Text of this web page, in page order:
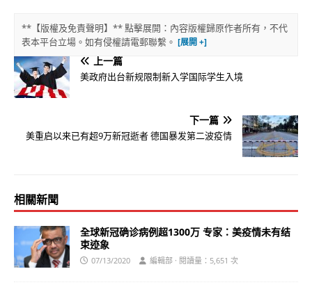
**【版權及免責聲明】** 點擊展開：內容版權歸原作者所有，不代
表本平台立場。如有侵權請電郵聯繫。
上一篇
美政府出台新规限制新入学国际学生入境
下一篇
美重启以来已有超9万新冠逝者 德国暴发第二波疫情
相關新聞
全球新冠确诊病例超1300万 专家：美疫情未有结
束迹象
07/13/2020 編輯部 · 閱讀量：5,651 次